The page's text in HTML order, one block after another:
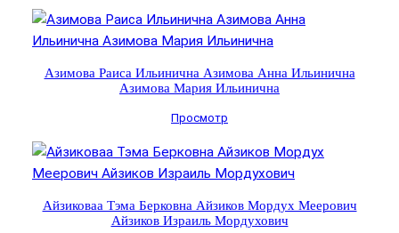
Азимова Раиса Ильинична Азимова Анна Ильинична
Азимова Мария Ильинична
Просмотр
Айзиковаа Тэма Берковна Айзиков Мордух Меерович
Айзиков Израиль Мордухович